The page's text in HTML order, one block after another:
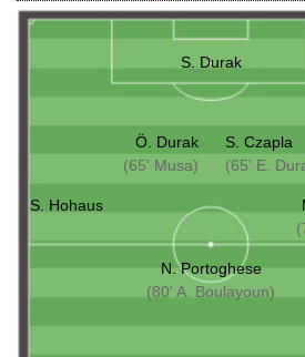
S. Durak
Ö. Durak
(65' Musa)
S. Czapla
(65' E.
S. Hohaus
N. Portoghese
(80' A. Boulayoun)